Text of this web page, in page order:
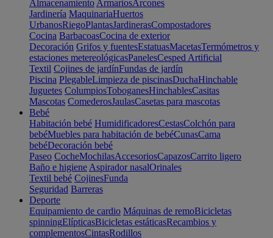
Almacenamiento ArmariosArcones
Jardinería MaquinariaHuertos
UrbanosRiegoPlantasJardinerasCompostadores
Cocina BarbacoasCocina de exterior
Decoración Grifos y fuentesEstatuasMacetasTermómetros y
estaciones metereológicasPanelesCesped Artificial
Textil Cojines de jardínFundas de jardín
Piscina PlegableLimpieza de piscinasDuchaHinchable
Juguetes ColumpiosToboganesHinchablesCasitas
Mascotas ComederosJaulasCasetas para mascotas
Bebé
Habitación bebé HumidificadoresCestasColchón para
bebéMuebles para habitación de bebéCunasCama
bebéDecoración bebé
Paseo CocheMochilasAccesoriosCapazosCarrito ligero
Baño e higiene Aspirador nasalOrinales
Textil bebé CojinesFunda
Seguridad Barreras
Deporte
Equipamiento de cardio Máquinas de remoBicicletas
spinningElípticasBicicletas estáticasRecambios y
complementosCintasRodillos